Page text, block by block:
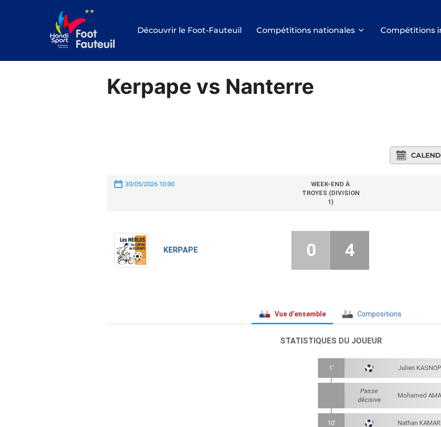
Découvrir le Foot-Fauteuil Compétitions nationales Compétitions
Kerpape vs Nanterre
30/05/2026 10:00
WEEK-END À
TROYES (DIVISION
1)
KERPAPE 0 4
Vue d’ensemble Compositions
STATISTIQUES DU JOUEUR
1' Julien
Passe
décisive
Mohamed
10' Nathan